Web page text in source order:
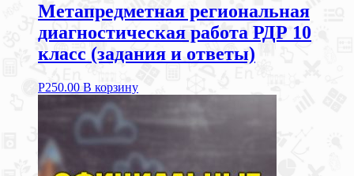
Метапредметная региональная
диагностическая работа РДР 10
класс (задания и ответы)
Р250.00 В корзину